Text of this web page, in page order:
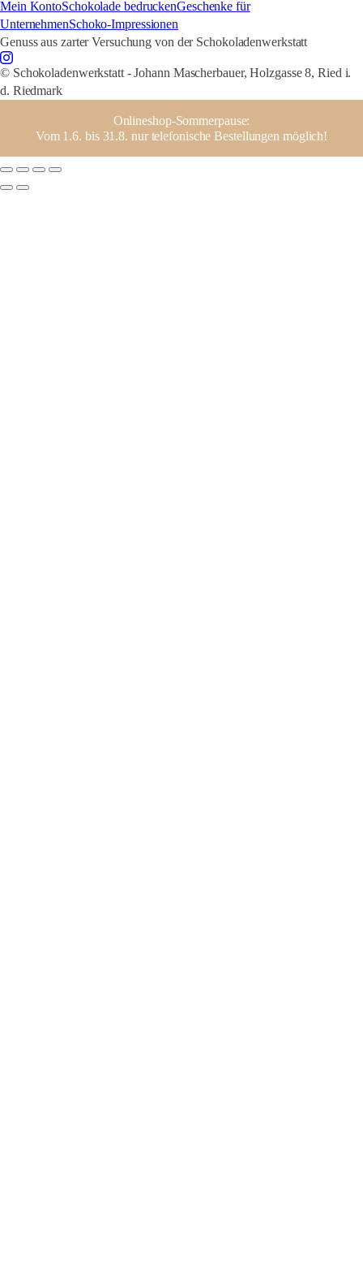
Mein KontoSchokolade bedruckenGeschenke für
UnternehmenSchoko-Impressionen
Genuss aus zarter Versuchung von der Schokoladenwerkstatt
© Schokoladenwerkstatt - Johann Mascherbauer, Holzgasse 8, Ried i.
d. Riedmark
Onlineshop-Sommerpause:
Vom 1.6. bis 31.8. nur telefonische Bestellungen möglich!